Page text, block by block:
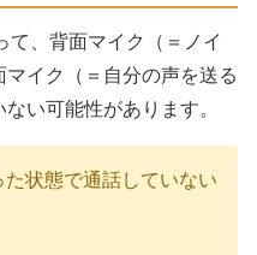
て、背面マイク（＝ノイ
イク（＝自分の声を送る
い可能性があります。
状態で通話していない